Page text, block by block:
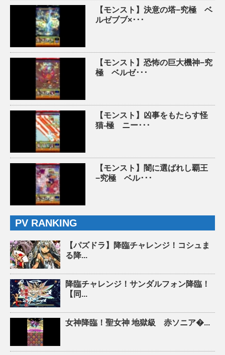
【モンスト】決意の塔−究極 ベ
ルゼブブ×･･･
【モンスト】恐怖の巨大機神−究
極 ベルゼ･･･
【モンスト】凶事をもたらす怪
猫-極 ニー･･･
【モンスト】闇に選ばれし覇王
−究極 ベル･･･
PV RANKING
【パズドラ】降臨チャレンジ！コシュま
る降...
降臨チャレンジ！サンダルフォン降臨！
【同...
女神降臨！聖女神 地獄級 赤ソニア�...